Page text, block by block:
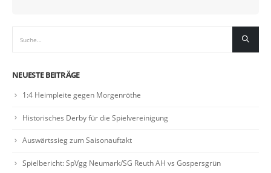
NEUESTE BEITRÄGE
1:4 Heimpleite gegen Morgenröthe
Historisches Derby für die Spielvereinigung
Auswärtssieg zum Saisonauftakt
Spielbericht: SpVgg Neumark/SG Reuth AH vs Gospersgrün